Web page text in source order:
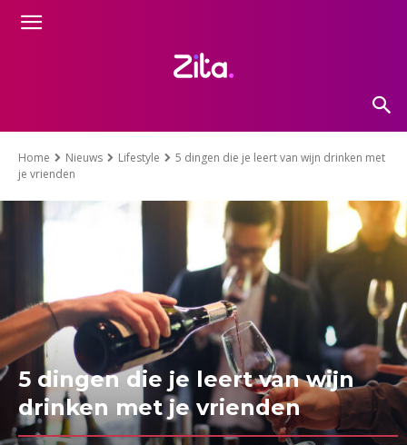
Home Nieuws Lifestyle
5 dingen die je leert van wijn drinken met
je vrienden
5 dingen die je leert van wijn
drinken met je vrienden